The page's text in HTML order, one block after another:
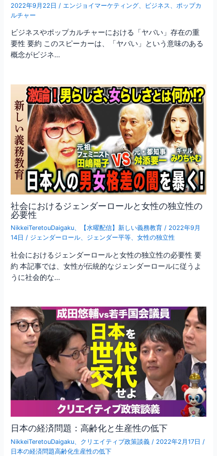
2022年9月22日 / エンジョイマーケティング ビジネス
ポップカ
ルチャー
ビジネスやポップカルチャーにおける「ヤバい」存在の重
要性 要約 このスピーカーは、「ヤバい」という意味のある
概念がビジネ…
社会におけるジェンダーロールと女性の独立性の
必要性
NikkeiTeretouDaigaku、 【水曜配信】新しい義務教育 / 2022年9月
14日 / ジェンダーロール、 ジェンダー平等、女性の独立性
社会におけるジェンダーロールと女性の独立性の必要性 要
約 本記事では、女性が伝統的なジェンダーロールに従うよ
うに社会的な…
日本の経済問題：高齢化と生産性の低下
NikkeiTeretouDaigaku クリエイティブ政策談義 / 2022年2月17日 /
日本の経済問題高齢化生産性の低下